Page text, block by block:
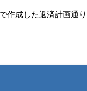
作成した返済計画通り